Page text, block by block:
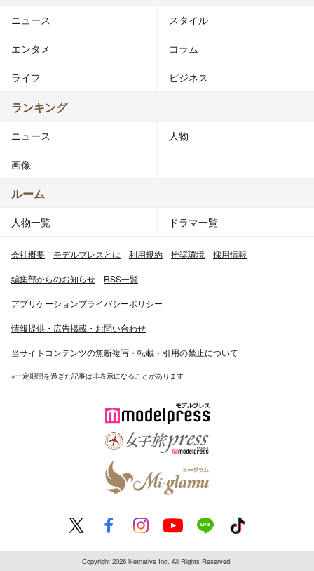
ニュース スタイル
エンタメ コラム
ライフ ビジネス
ランキング
ニュース 人物
画像
ルーム
人物一覧 ドラマ一覧
会社概要 モデルプレスとは 利用規約 推奨環境 採用情報
編集部からのお知らせ RSS一覧
アプリケーションプライバシーポリシー
情報提供・広告掲載・お問い合わせ
当サイトコンテンツの無断複写・転載・引用の禁止について
※一定期間を過ぎた記事は非表示になることがあります
Copyright 2026 Netnative Inc. All Rights Reserved.